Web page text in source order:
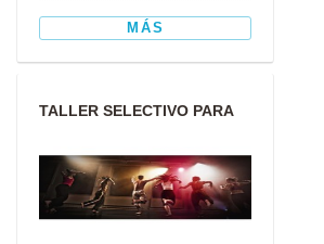
MÁS
TALLER SELECTIVO PARA